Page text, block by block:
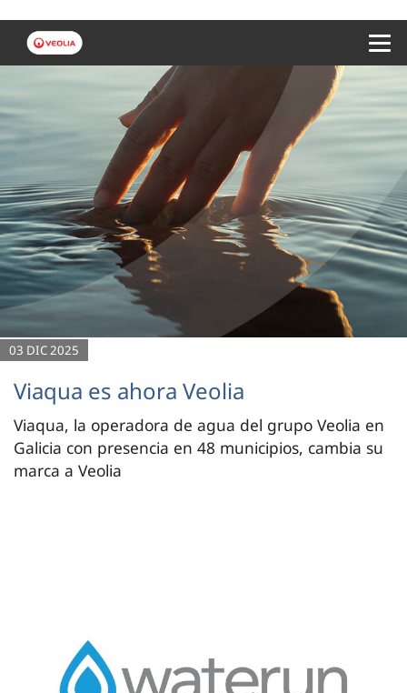
03 DIC 2025
Viaqua es ahora Veolia
Viaqua, la operadora de agua del grupo Veolia en
Galicia con presencia en 48 municipios, cambia su
marca a Veolia